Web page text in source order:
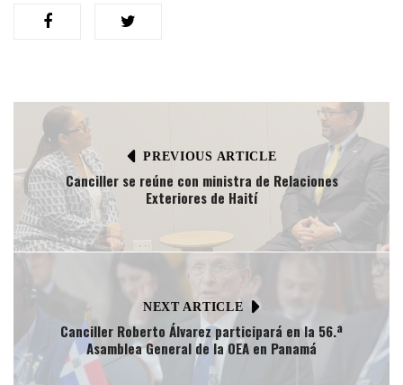
PREVIOUS ARTICLE
Canciller se reúne con ministra de Relaciones
Exteriores de Haití
NEXT ARTICLE
Canciller Roberto Álvarez participará en la 56.ª
Asamblea General de la OEA en Panamá